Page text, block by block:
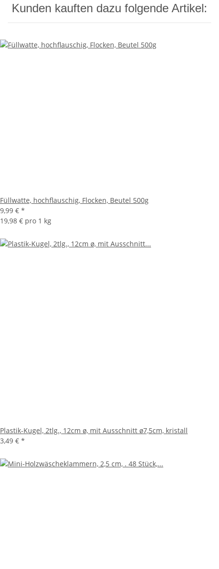
Kunden kauften dazu folgende Artikel:
Füllwatte, hochflauschig, Flocken, Beutel 500g
9,99 € *
19,98 € pro 1 kg
Plastik-Kugel, 2tlg., 12cm ø, mit Ausschnitt ø7,5cm, kristall
3,49 € *